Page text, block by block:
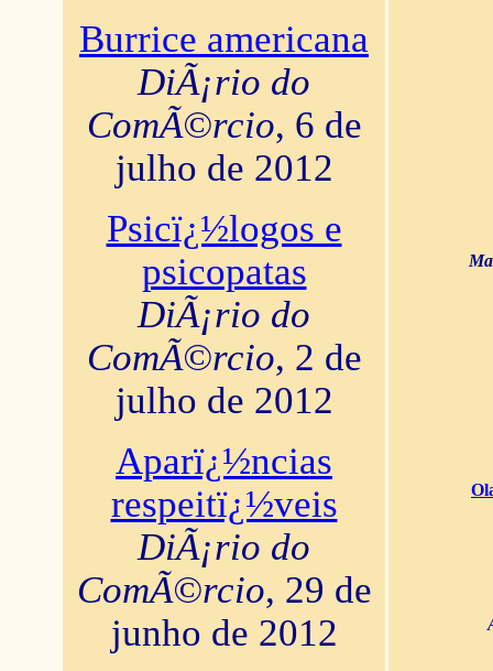
Burrice americana
DiÃ¡rio do
ComÃ©rcio, 6 de
julho de 2012
Psicï¿½logos e
psicopatas
DiÃ¡rio do
ComÃ©rcio, 2 de
julho de 2012
Aparï¿½ncias
respeitï¿½veis
DiÃ¡rio do
ComÃ©rcio, 29 de
junho de 2012